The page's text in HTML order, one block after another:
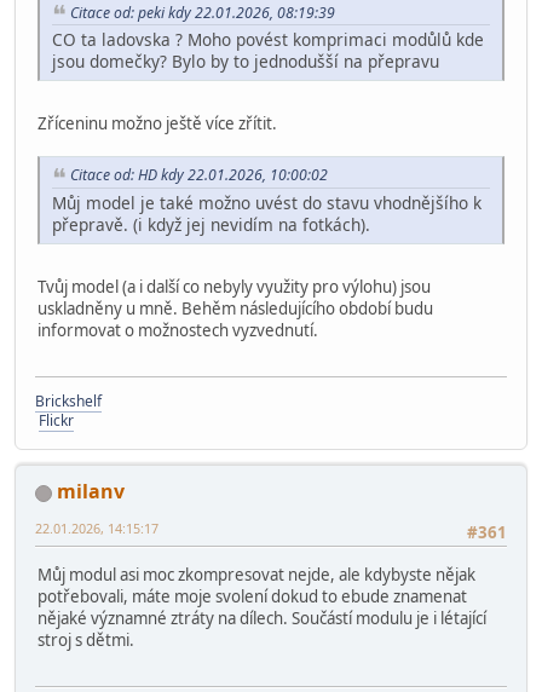
Citace od: peki kdy 22.01.2026, 08:19:39
CO ta ladovska ? Moho povést komprimaci modůlů kde
jsou domečky? Bylo by to jednodušší na přepravu
Zříceninu možno ještě více zřítit.
Citace od: HD kdy 22.01.2026, 10:00:02
Můj model je také možno uvést do stavu vhodnějšího k
přepravě. (i když jej nevidím na fotkách).
Tvůj model (a i další co nebyly využity pro výlohu) jsou
uskladněny u mně. Behěm následujícího období budu
informovat o možnostech vyzvednutí.
Brickshelf
Flickr
milanv
#361
22.01.2026, 14:15:17
Můj modul asi moc zkompresovat nejde, ale kdybyste nějak
potřebovali, máte moje svolení dokud to ebude znamenat
nějaké významné ztráty na dílech. Součástí modulu je i létající
stroj s dětmi.